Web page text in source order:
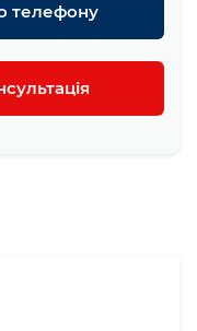
телефону